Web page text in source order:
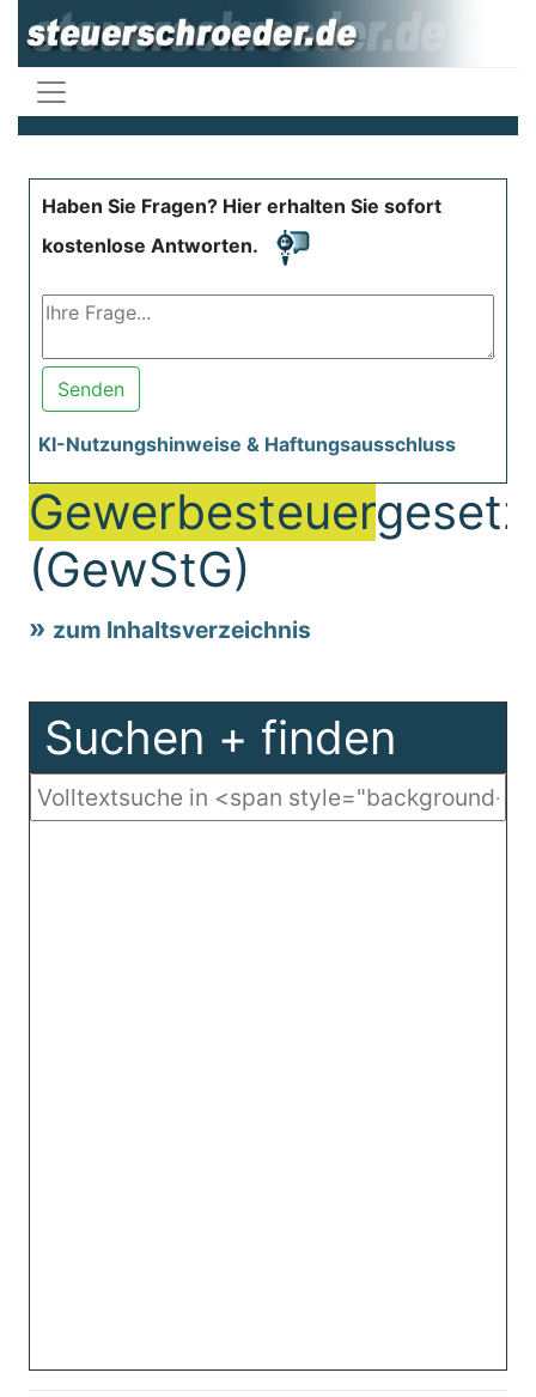
Haben Sie Fragen? Hier erhalten Sie sofort
kostenlose Antworten.
Senden
KI-Nutzungshinweise & Haftungsausschluss
Gewerbesteuergesetz
(GewStG)
zum Inhaltsverzeichnis
Suchen + finden